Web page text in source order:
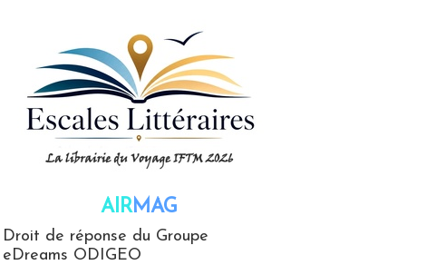
AIRMAG
Droit de réponse du Groupe
eDreams ODIGEO